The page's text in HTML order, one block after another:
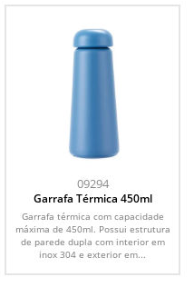
09294
Garrafa Térmica 450ml
Garrafa térmica com capacidade
máxima de 450ml. Possui estrutura
de parede dupla com interior em
inox 304 e exterior em...